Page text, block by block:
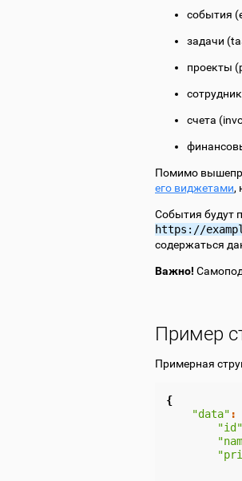
события
задачи
проекты
счета
Помимо
его виджетами,
События будут
https://
содержаться
Важно!
Пример
Примерная
{
"data" :
"id"